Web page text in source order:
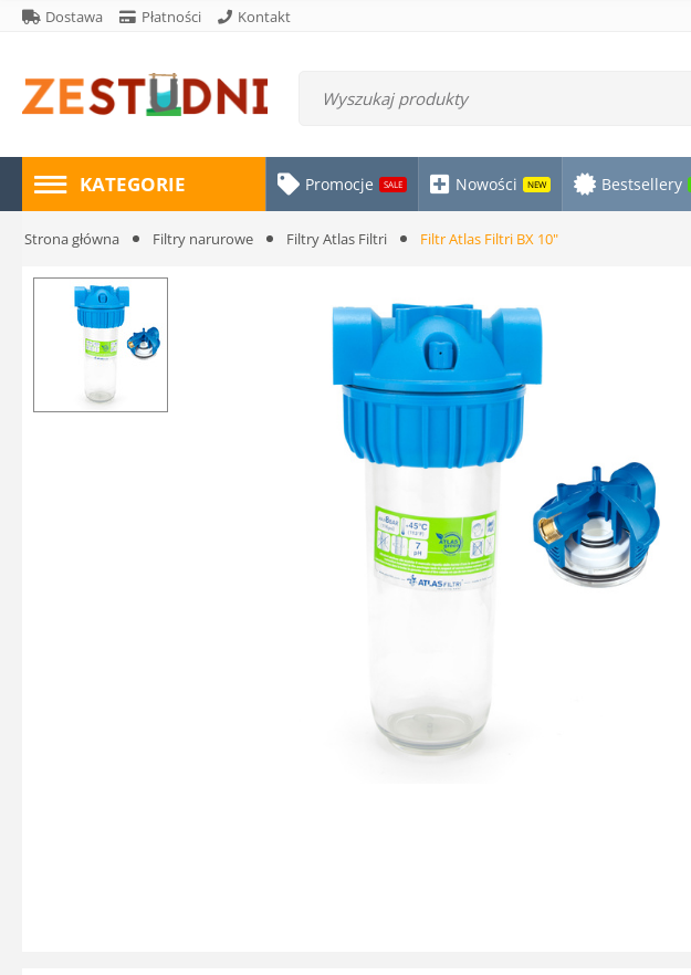
Dostawa Płatności Kontakt
KATEGORIE Promocje SALE Nowości NEW Bestsellery
Strona główna Filtry narurowe Filtry Atlas Filtri Filtr Atlas Filtri BX 10"